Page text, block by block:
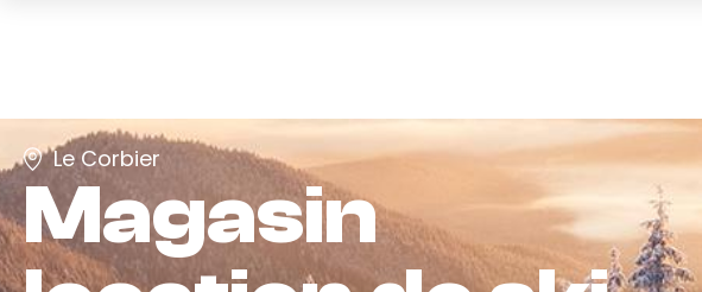
Le Corbier
Magasin